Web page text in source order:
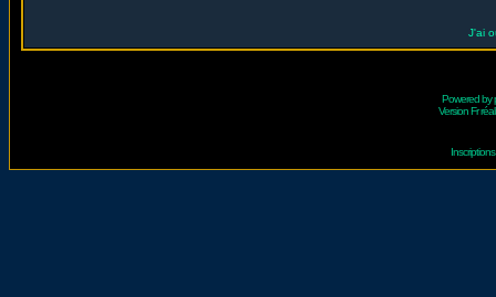
J'ai
Powered by
Version Fr